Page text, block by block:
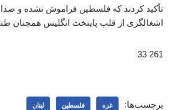
تأکید کردند که فلسطین فراموش نشده و
اشغالگری از قلب پایتخت انگلیس همچنان
261 33
برچسب‌ها: غزه فلسطین لبنان